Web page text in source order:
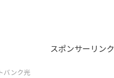
スポンサーリンク
バンク光